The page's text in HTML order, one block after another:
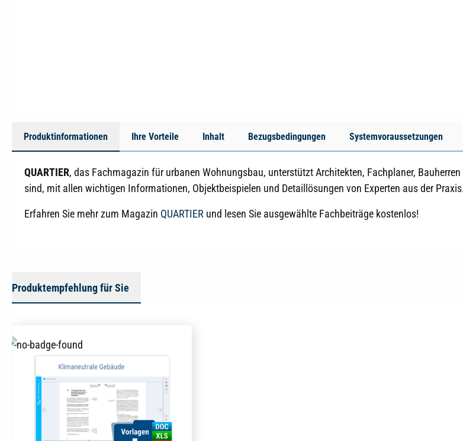
Produktinformationen Ihre Vorteile Inhalt Bezugsbedingungen Systemvoraussetzungen
QUARTIER, das Fachmagazin für urbanen Wohnungsbau, unterstützt Architekten, Fachplaner,
sind, mit allen wichtigen Informationen, Objektbeispielen und Detaillösungen von Experten aus der
Erfahren Sie mehr zum Magazin QUARTIER und lesen Sie ausgewählte Fachbeiträge kostenlos!
Produktempfehlung für Sie